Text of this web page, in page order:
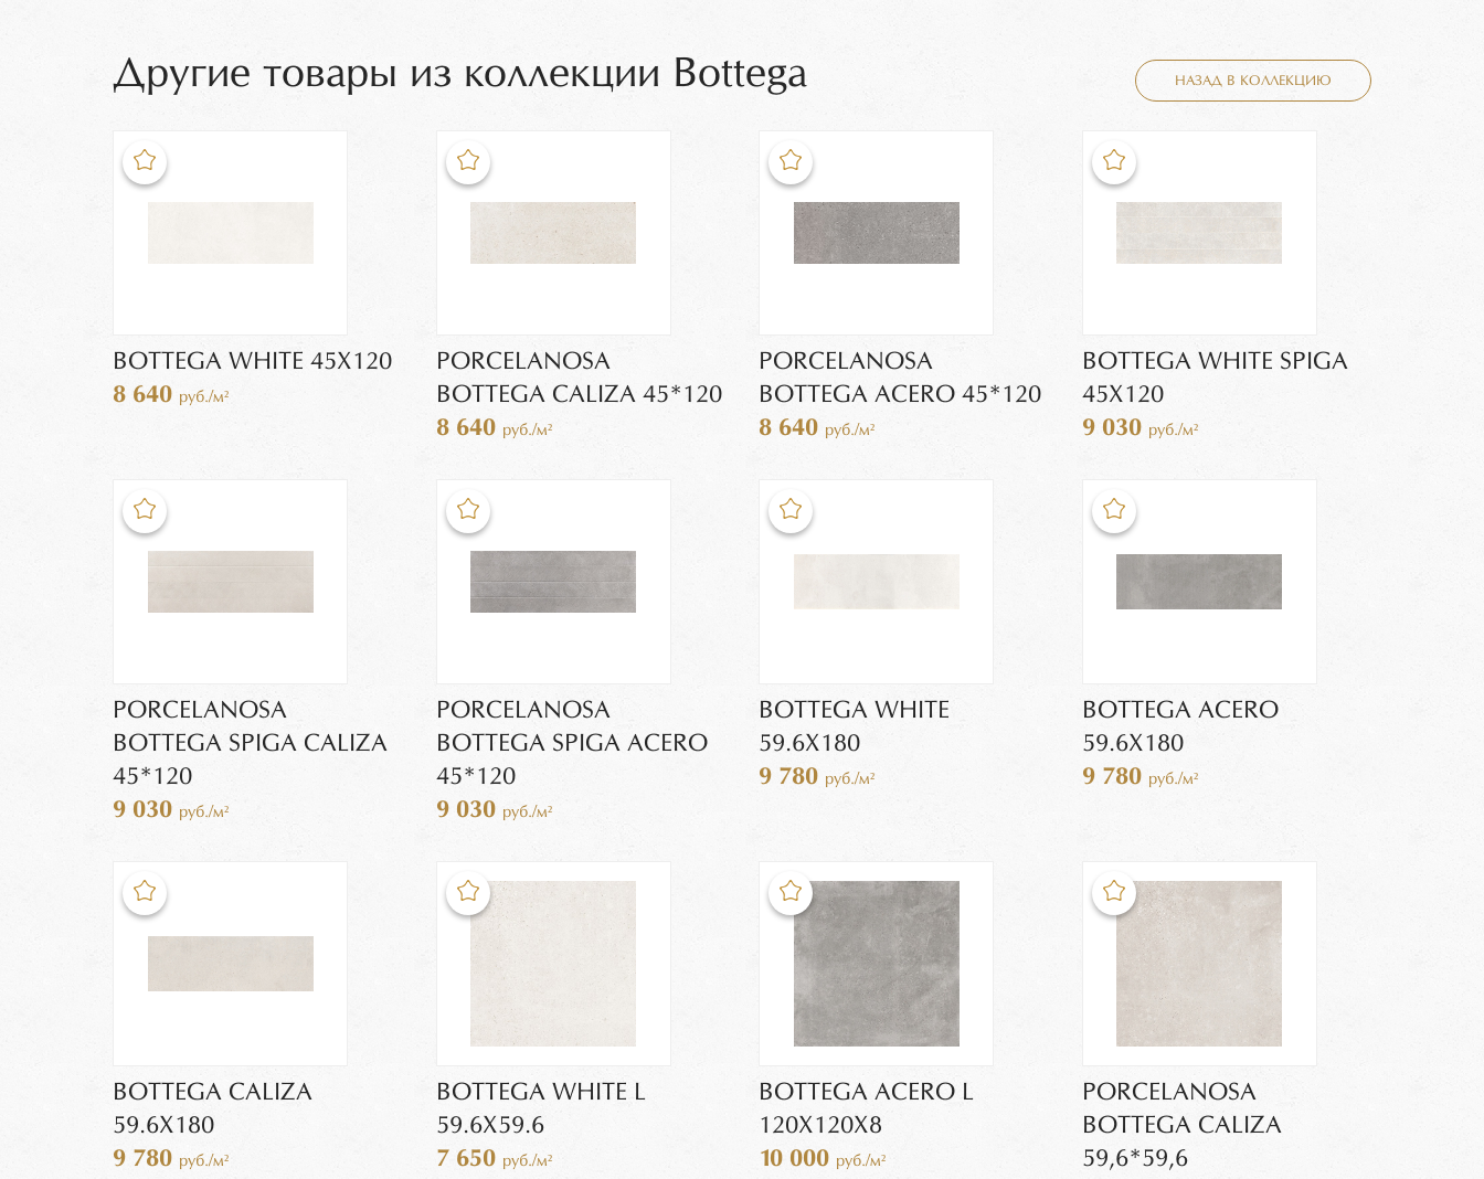
НАЗАД В КОЛЛЕКЦИЮ
Другие товары из коллекции Bottega
BOTTEGA WHITE 45Х120
8 640 руб./м²
PORCELANOSA
BOTTEGA CALIZA 45*120
8 640 руб./м²
PORCELANOSA
BOTTEGA ACERO 45*120
8 640 руб./м²
BOTTEGA WHITE SPIGA
45Х120
9 030 руб./м²
PORCELANOSA
BOTTEGA SPIGA CALIZA
45*120
9 030 руб./м²
PORCELANOSA
BOTTEGA SPIGA ACERO
45*120
9 030 руб./м²
BOTTEGA WHITE
59.6Х180
9 780 руб./м²
BOTTEGA ACERO
59.6Х180
9 780 руб./м²
BOTTEGA CALIZA
59.6Х180
9 780 руб./м²
BOTTEGA WHITE L
59.6Х59.6
7 650 руб./м²
BOTTEGA ACERO L
120Х120X8
10 000 руб./м²
PORCELANOSA
BOTTEGA CALIZA
59,6*59,6